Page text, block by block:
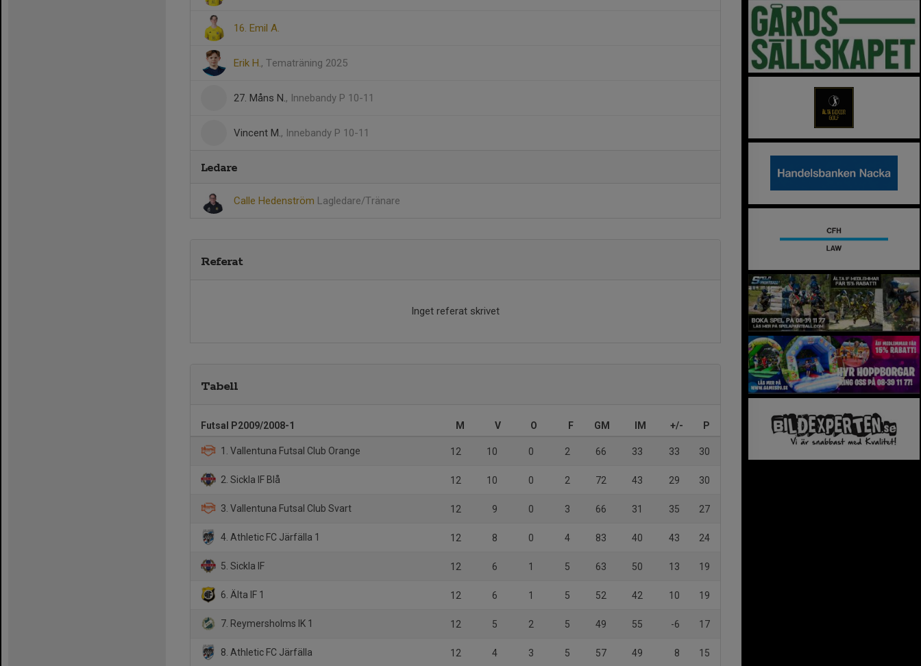
16. Emil A.
Erik H., Tematräning 2025
27. Måns N., Innebandy P 10-11
Vincent M., Innebandy P 10-11
Ledare
Calle Hedenström Lagledare/Tränare
Referat
Inget referat skrivet
Tabell
Futsal P2009/2008-1 M V O F GM IM +/- P
1. Vallentuna Futsal Club Orange 12 10 0 2 66 33 33 30
2. Sickla IF Blå 12 10 0 2 72 43 29 30
3. Vallentuna Futsal Club Svart 12 9 0 3 66 31 35 27
4. Athletic FC Järfälla 1 12 8 0 4 83 40 43 24
5. Sickla IF 12 6 1 5 63 50 13 19
6. Älta IF 1 12 6 1 5 52 42 10 19
7. Reymersholms IK 1 12 5 2 5 49 55 -6 17
8. Athletic FC Järfälla 12 4 3 5 57 49 8 15